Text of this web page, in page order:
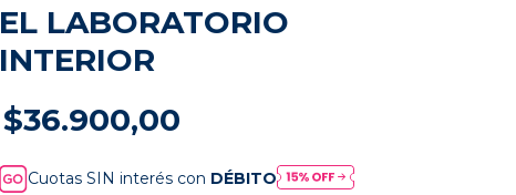
EL LABORATORIO
INTERIOR
$36.900,00
Cuotas SIN interés con DÉBITO